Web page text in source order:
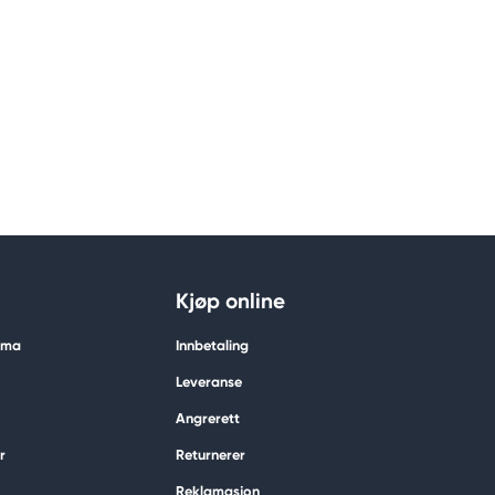
Kjøp online
Innbetaling
Leveranse
Angrerett
Returnerer
Reklamasjon